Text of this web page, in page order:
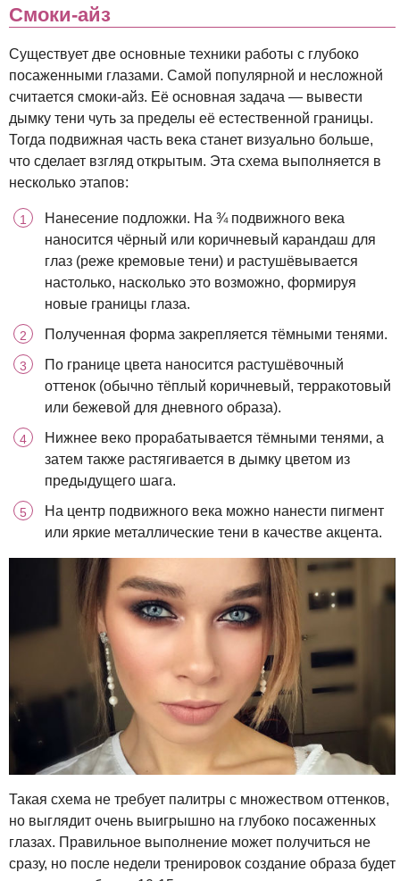
Смоки-айз
Существует две основные техники работы с глубоко
посаженными глазами. Самой популярной и несложной
считается смоки-айз. Её основная задача — вывести
дымку тени чуть за пределы её естественной границы.
Тогда подвижная часть века станет визуально больше,
что сделает взгляд открытым. Эта схема выполняется в
несколько этапов:
Нанесение подложки. На ¾ подвижного века
наносится чёрный или коричневый карандаш для
глаз (реже кремовые тени) и растушёвывается
настолько, насколько это возможно, формируя
новые границы глаза.
Полученная форма закрепляется тёмными тенями.
По границе цвета наносится растушёвочный
оттенок (обычно тёплый коричневый, терракотовый
или бежевой для дневного образа).
Нижнее веко прорабатывается тёмными тенями, а
затем также растягивается в дымку цветом из
предыдущего шага.
На центр подвижного века можно нанести пигмент
или яркие металлические тени в качестве акцента.
Такая схема не требует палитры с множеством оттенков,
но выглядит очень выигрышно на глубоко посаженных
глазах. Правильное выполнение может получиться не
сразу, но после недели тренировок создание образа будет